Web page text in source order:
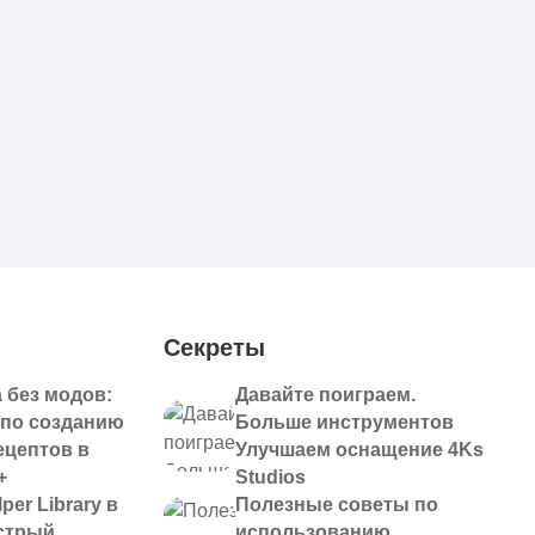
без модов:
созданию
в
Library в
Секреты
Давайте поиграем.
Больше инструментов
Улучшаем оснащение 4Ks
Studios
Полезные советы по